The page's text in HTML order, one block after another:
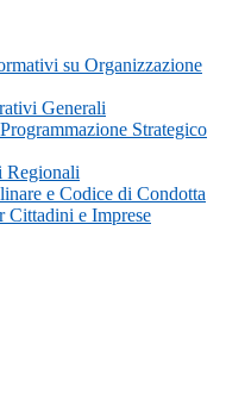
su Organizzazione
Generali
Strategico
Regionali
e Codice di Condotta
Cittadini e Imprese